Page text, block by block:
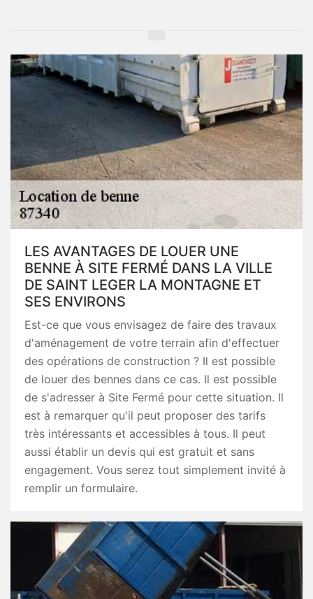
LES AVANTAGES DE LOUER UNE
BENNE À SITE FERMÉ DANS LA VILLE
DE SAINT LEGER LA MONTAGNE ET
SES ENVIRONS
Est-ce que vous envisagez de faire des travaux
d'aménagement de votre terrain afin d'effectuer
des opérations de construction ? Il est possible
de louer des bennes dans ce cas. Il est possible
de s'adresser à Site Fermé pour cette situation. Il
est à remarquer qu'il peut proposer des tarifs
très intéressants et accessibles à tous. Il peut
aussi établir un devis qui est gratuit et sans
engagement. Vous serez tout simplement invité à
remplir un formulaire.